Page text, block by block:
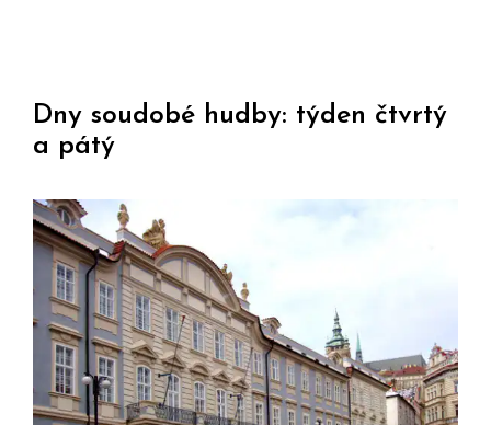
Dny soudobé hudby: týden čtvrtý
a pátý